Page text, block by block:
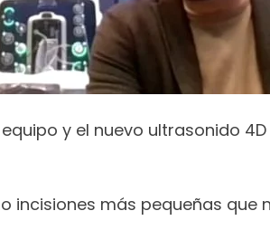
y el nuevo ultrasonido
más pequeñas que